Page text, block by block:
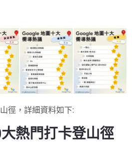
徑，詳細資料如下:
大熱門打卡登山徑